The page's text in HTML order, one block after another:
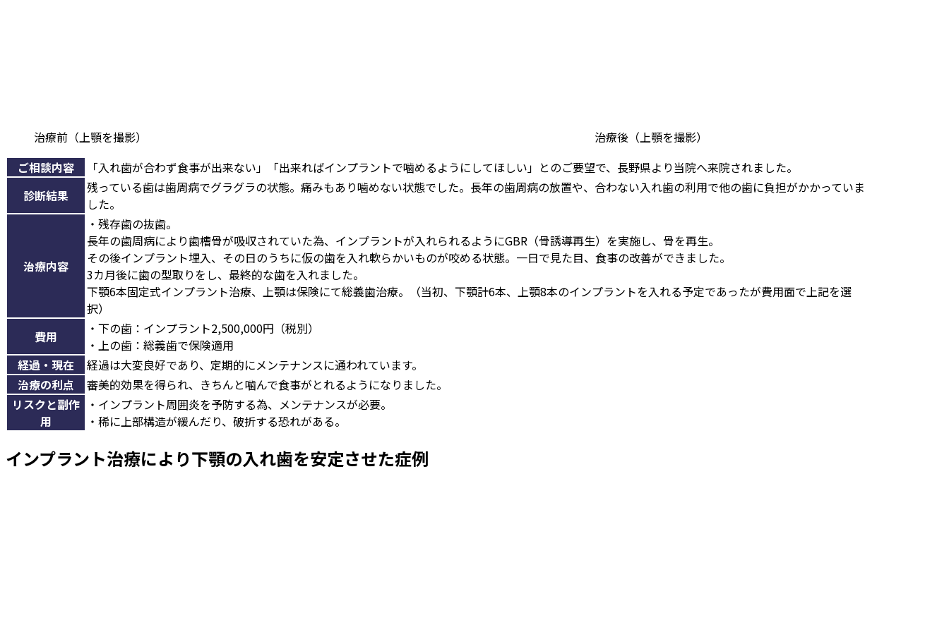
治療前（上顎を撮影）
治療後（上顎を撮影）
ご相談内容
「入れ歯が合わず食事が出来ない」「出来ればインプラントで噛めるようにしてほしい」とのご要望で、長野県より当院へ来院されました。
診断結果
残っている歯は歯周病でグラグラの状態。痛みもあり噛めない状態でした。長年の歯周病の放置や、合わない入れ歯の利用で他の歯に負担がかかっていま
した。
治療内容
・残存歯の抜歯。
長年の歯周病により歯槽骨が吸収されていた為、インプラントが入れられるようにGBR（骨誘導再生）を実施し、骨を再生。
その後インプラント埋入、その日のうちに仮の歯を入れ軟らかいものが咬める状態。一日で見た目、食事の改善ができました。
3カ月後に歯の型取りをし、最終的な歯を入れました。
下顎6本固定式インプラント治療、上顎は保険にて総義歯治療。（当初、下顎計6本、上顎8本のインプラントを入れる予定であったが費用面で上記を選
択）
費用
・下の歯：インプラント2,500,000円（税別）
・上の歯：総義歯で保険適用
経過・現在
経過は大変良好であり、定期的にメンテナンスに通われています。
治療の利点
審美的効果を得られ、きちんと噛んで食事がとれるようになりました。
リスクと副作
用
・インプラント周囲炎を予防する為、メンテナンスが必要。
・稀に上部構造が緩んだり、破折する恐れがある。
インプラント治療により下顎の入れ歯を安定させた症例